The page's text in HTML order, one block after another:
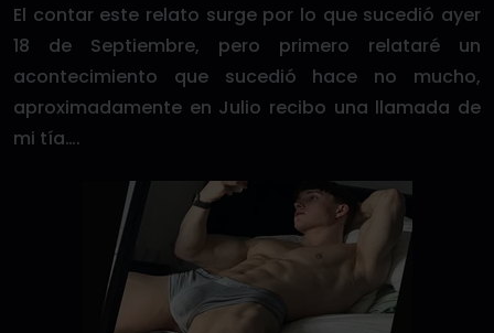
El contar este relato surge por lo que sucedió ayer
18 de Septiembre, pero primero relataré un
acontecimiento que sucedió hace no mucho,
aproximadamente en Julio recibo una llamada de
mi tía….